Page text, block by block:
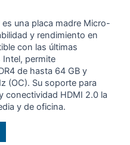
275.00.
es una placa madre Micro-
y rendimiento en
con las últimas
permite
de hasta 64 GB y
(OC). Su soporte para
conectividad HDMI 2.0 la
y de oficina.